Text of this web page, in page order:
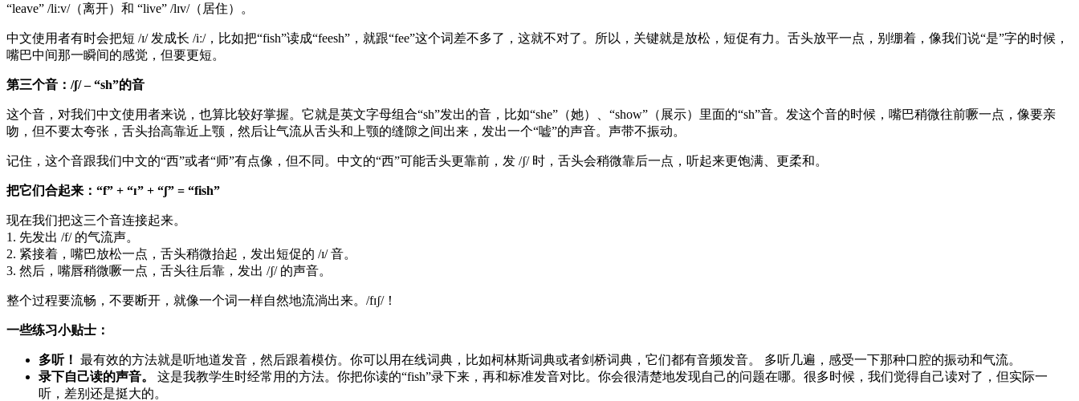
“leave” /liːv/（离开）和 “live” /lɪv/（居住）。
中文使用者有时会把短 /ɪ/ 发成长 /iː/，比如把“fish”读成“feesh”，就跟“fee”这个词差不多了，这就不对了。所以，关键就是放松，短促有力。舌头放平一点，别绷着，像我们说“是”字的时候，
嘴巴中间那一瞬间的感觉，但要更短。
第三个音：/ʃ/ – “sh”的音
这个音，对我们中文使用者来说，也算比较好掌握。它就是英文字母组合“sh”发出的音，比如“she”（她）、“show”（展示）里面的“sh”音。发这个音的时候，嘴巴稍微往前噘一点，像要亲
吻，但不要太夸张，舌头抬高靠近上颚，然后让气流从舌头和上颚的缝隙之间出来，发出一个“嘘”的声音。声带不振动。
记住，这个音跟我们中文的“西”或者“师”有点像，但不同。中文的“西”可能舌头更靠前，发 /ʃ/ 时，舌头会稍微靠后一点，听起来更饱满、更柔和。
把它们合起来：“f” + “ɪ” + “ʃ” = “fish”
现在我们把这三个音连接起来。
1. 先发出 /f/ 的气流声。
2. 紧接着，嘴巴放松一点，舌头稍微抬起，发出短促的 /ɪ/ 音。
3. 然后，嘴唇稍微噘一点，舌头往后靠，发出 /ʃ/ 的声音。
整个过程要流畅，不要断开，就像一个词一样自然地流淌出来。/fɪʃ/！
一些练习小贴士：
多听！ 最有效的方法就是听地道发音，然后跟着模仿。你可以用在线词典，比如柯林斯词典或者剑桥词典，它们都有音频发音。 多听几遍，感受一下那种口腔的振动和气流。
录下自己读的声音。
这是我教学生时经常用的方法。你把你读的“fish”录下来，再和标准发音对比。你会很清楚地发现自己的问题在哪。很多时候，我们觉得自己读对了，但实际一
听，差别还是挺大的。